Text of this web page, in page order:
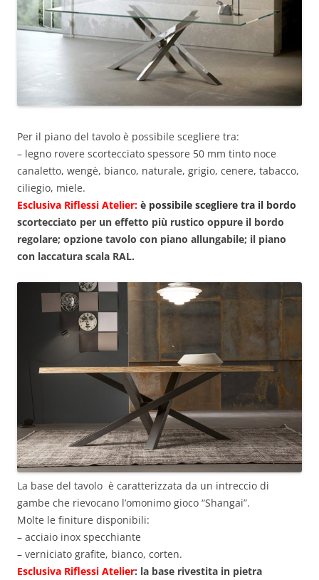
Per il piano del tavolo è possibile scegliere tra:
– legno rovere scortecciato spessore 50 mm tinto noce
canaletto, wengè, bianco, naturale, grigio, cenere, tabacco,
ciliegio, miele.
Esclusiva Riflessi Atelier: è possibile scegliere tra il bordo
scortecciato per un effetto più rustico oppure il bordo
regolare; opzione tavolo con piano allungabile; il piano
con laccatura scala RAL.
La base del tavolo è caratterizzata da un intreccio di
gambe che rievocano l’omonimo gioco “Shangai”.
Molte le finiture disponibili:
– acciaio inox specchiante
– verniciato grafite, bianco, corten.
Esclusiva Riflessi Atelier: la base rivestita in pietra